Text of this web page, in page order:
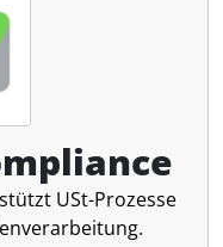
USt-Prozesse